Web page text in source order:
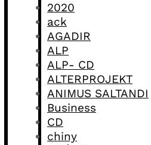
2020
ack
AGADIR
ALP
ALP- CD
ALTERPROJEKT
ANIMUS SALTANDI
Business
CD
chiny